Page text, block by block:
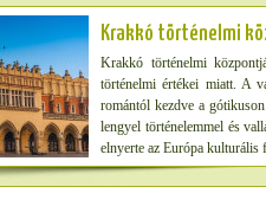
Krakkó történelmi
Krakkó történelmi
történelmi értékei miatt. A
romántól kezdve a
lengyel történelemmel és
elnyerte az Európa kulturális